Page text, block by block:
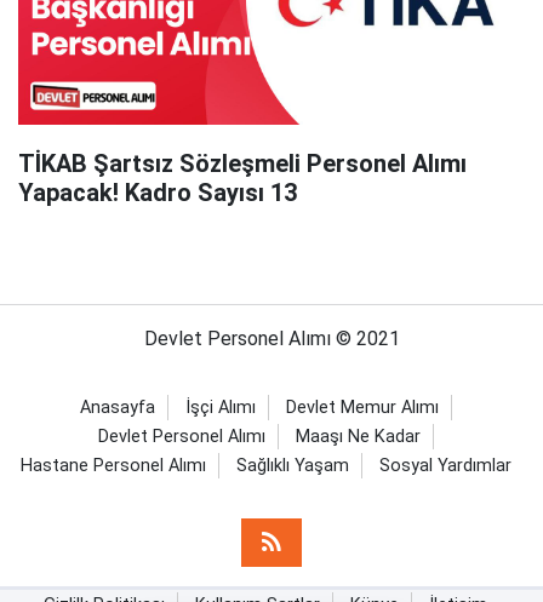
TİKAB Şartsız Sözleşmeli Personel Alımı
Yapacak! Kadro Sayısı 13
Devlet Personel Alımı © 2021
Anasayfa İşçi Alımı
Devlet Memur Alımı
Devlet Personel Alımı
Maaşı Ne Kadar
Hastane Personel Alımı
Sağlıklı Yaşam Sosyal Yardımlar